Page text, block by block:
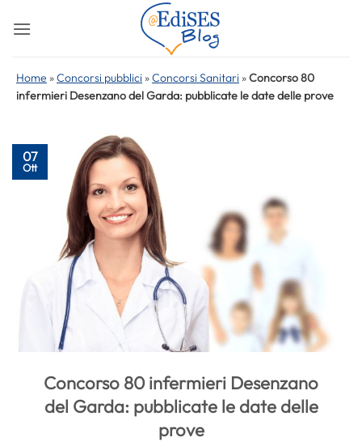
Home »Concorsi pubblici »Concorsi Sanitari »Concorso 80
infermieri Desenzano del Garda: pubblicate le date delle prove
07
Ott
Concorso 80 infermieri Desenzano
del Garda: pubblicate le date delle
prove